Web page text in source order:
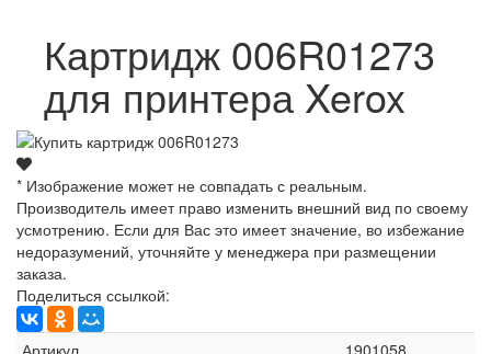
Картридж 006R01273
для принтера Xerox
* Изображение может не совпадать с реальным.
Производитель имеет право изменить внешний вид по своему
усмотрению. Если для Вас это имеет значение, во избежание
недоразумений, уточняйте у менеджера при размещении
заказа.
Поделиться ссылкой: